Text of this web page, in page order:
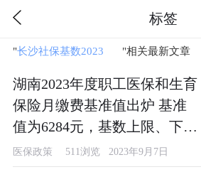
标签
"长沙社保基数2023 "相关最新文章
湖南2023年度职工医保和生育
保险月缴费基准值出炉 基准
值为6284元，基数上限、下限
分别为18852元、3770元
医保政策 511浏览 2023年9月7日